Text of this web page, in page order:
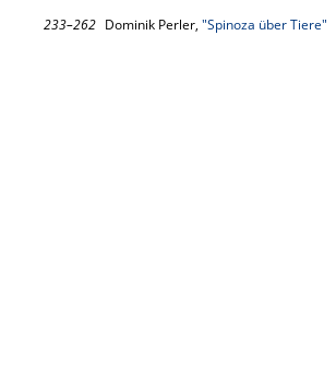
233–262 Dominik Perler, "Spinoza über Tiere"